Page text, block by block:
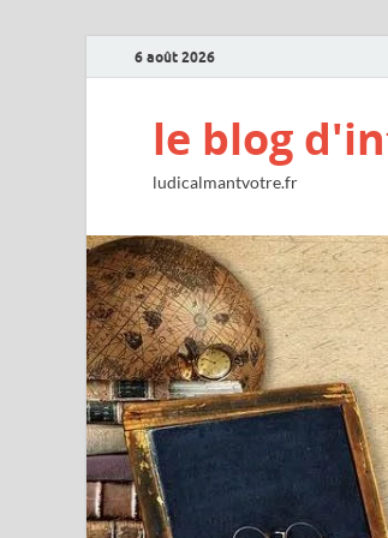
6 août 2026
le blog
ludicalmantvotre.fr